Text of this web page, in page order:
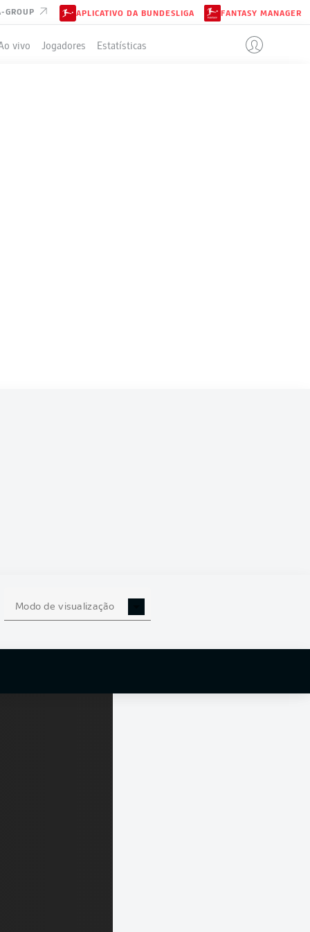
GROUP APLICATIVO DA BUNDESLIGA FANTASY MANAGER
vivo Jogadores Estatísticas
Modo de visualização